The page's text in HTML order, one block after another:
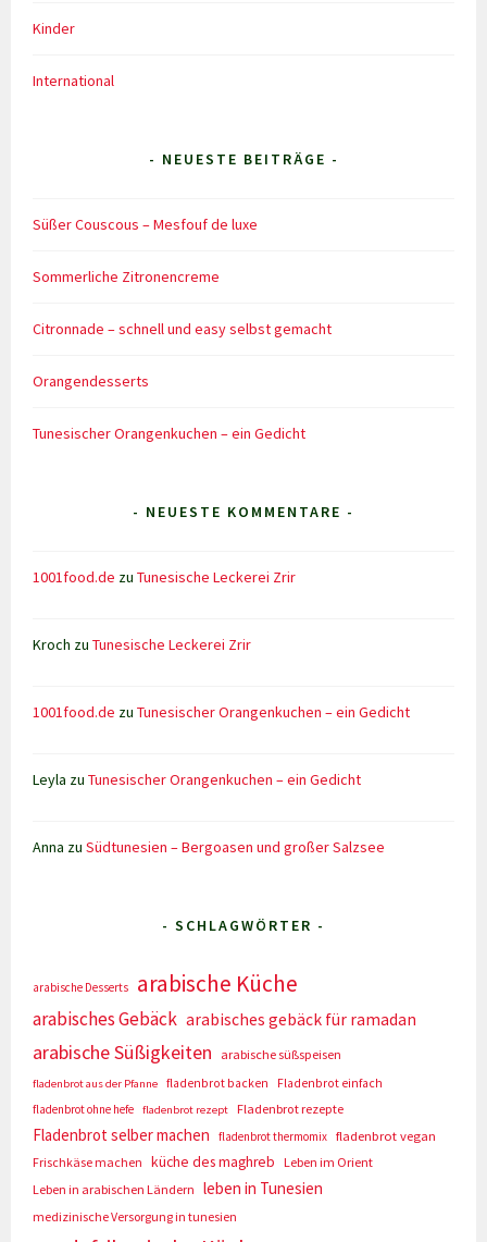
Kinder
International
- NEUESTE BEITRÄGE -
Süßer Couscous – Mesfouf de luxe
Sommerliche Zitronencreme
Citronnade – schnell und easy selbst gemacht
Orangendesserts
Tunesischer Orangenkuchen – ein Gedicht
- NEUESTE KOMMENTARE -
1001food.de zuTunesische Leckerei Zrir
Kroch zuTunesische Leckerei Zrir
1001food.de zuTunesischer Orangenkuchen – ein Gedicht
Leyla zuTunesischer Orangenkuchen – ein Gedicht
Anna zuSüdtunesien – Bergoasen und großer Salzsee
- SCHLAGWÖRTER -
arabische Desserts arabische Küche
arabisches Gebäck arabisches gebäck für ramadan
arabische Süßigkeiten arabische süßspeisen
fladenbrot aus der Pfanne fladenbrot backen
Fladenbrot einfach
fladenbrot ohne hefe
fladenbrot rezept Fladenbrot rezepte
Fladenbrot selber machen fladenbrot thermomix fladenbrot vegan
Frischkäse machen
küche des maghreb
Leben im Orient
Leben in arabischen Ländern
leben in Tunesien
medizinische Versorgung in tunesien